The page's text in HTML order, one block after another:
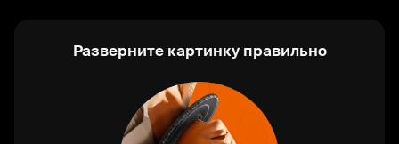
Разверните картинку правильно